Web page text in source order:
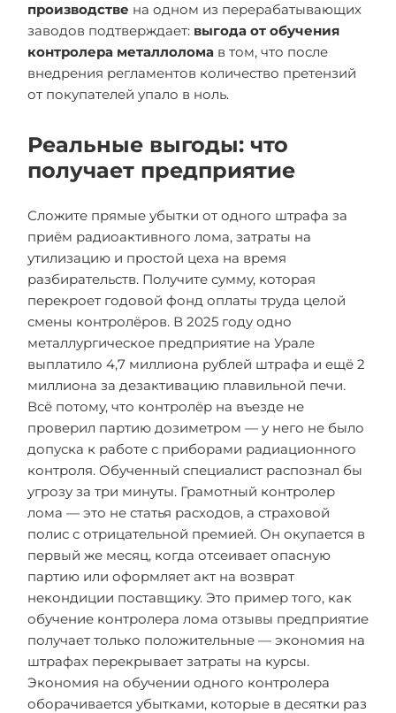
производстве на одном из перерабатывающих
заводов подтверждает: выгода от обучения
контролера металлолома в том, что после
внедрения регламентов количество претензий
от покупателей упало в ноль.
Реальные выгоды: что
получает предприятие
Сложите прямые убытки от одного штрафа за
приём радиоактивного лома, затраты на
утилизацию и простой цеха на время
разбирательств. Получите сумму, которая
перекроет годовой фонд оплаты труда целой
смены контролёров. В 2025 году одно
металлургическое предприятие на Урале
выплатило 4,7 миллиона рублей штрафа и ещё 2
миллиона за дезактивацию плавильной печи.
Всё потому, что контролёр на въезде не
проверил партию дозиметром — у него не было
допуска к работе с приборами радиационного
контроля. Обученный специалист распознал бы
угрозу за три минуты. Грамотный контролер
лома — это не статья расходов, а страховой
полис с отрицательной премией. Он окупается в
первый же месяц, когда отсеивает опасную
партию или оформляет акт на возврат
некондиции поставщику. Это пример того, как
обучение контролера лома отзывы предприятие
получает только положительные — экономия на
штрафах перекрывает затраты на курсы.
Экономия на обучении одного контролера
оборачивается убытками, которые в десятки раз